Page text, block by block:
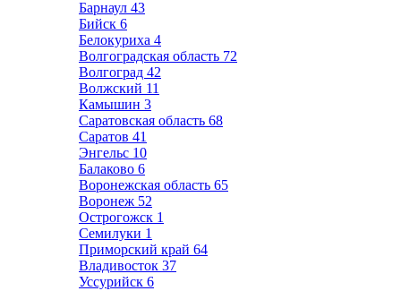
Барнаул 43
Бийск 6
Белокуриха 4
Волгоградская область 72
Волгоград 42
Волжский 11
Камышин 3
Саратовская область 68
Саратов 41
Энгельс 10
Балаково 6
Воронежская область 65
Воронеж 52
Острогожск 1
Семилуки 1
Приморский край 64
Владивосток 37
Уссурийск 6